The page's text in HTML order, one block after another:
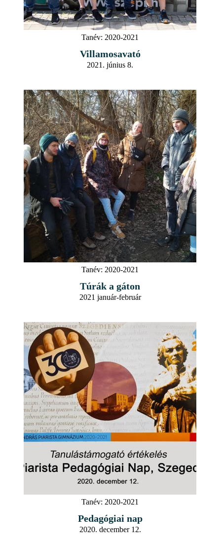
Tanév: 2020-2021
Villamosavató
2021. június 8.
Tanév: 2020-2021
Túrák a gáton
2021 január-február
Tanév: 2020-2021
Pedagógiai nap
2020. december 12.